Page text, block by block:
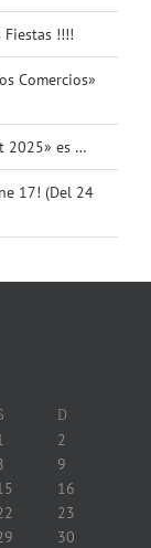
Fiestas !!!!
Comercios»
2025» es …
17! (Del 24
D
2
9
16
23
30